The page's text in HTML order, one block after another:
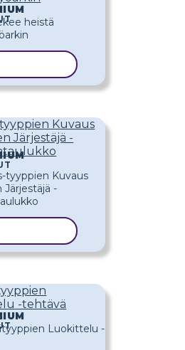
Kuvaus
Järjestäjä -
-tehtävä